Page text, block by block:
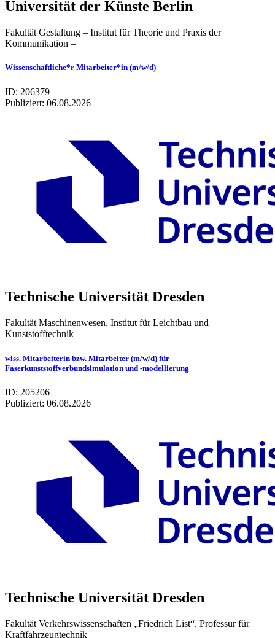
Uni­ver­si­tät der Künste Ber­lin
Fakultät Gestaltung – Institut für Theorie und Praxis der
Kommunikation –
Wissenschaftliche*r Mitarbeiter*in (m/w/d)
ID: 206379
Publiziert: 06.08.2026
Technische Universität Dresden
Fakultät Maschinenwesen, Institut für Leichtbau und
Kunststofftechnik
wiss. Mitarbeiterin bzw. Mitarbeiter (m/w/d) für
Faserkunststoffverbundsimulation und -modellierung
ID: 205206
Publiziert: 06.08.2026
Technische Universität Dresden
Fakultät Verkehrswissenschaften „Friedrich List“, Professur für
Kraftfahrzeugtechnik